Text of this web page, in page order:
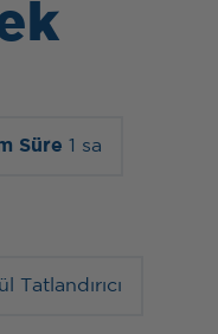
Süre 1 sa
Tatlandırıcı